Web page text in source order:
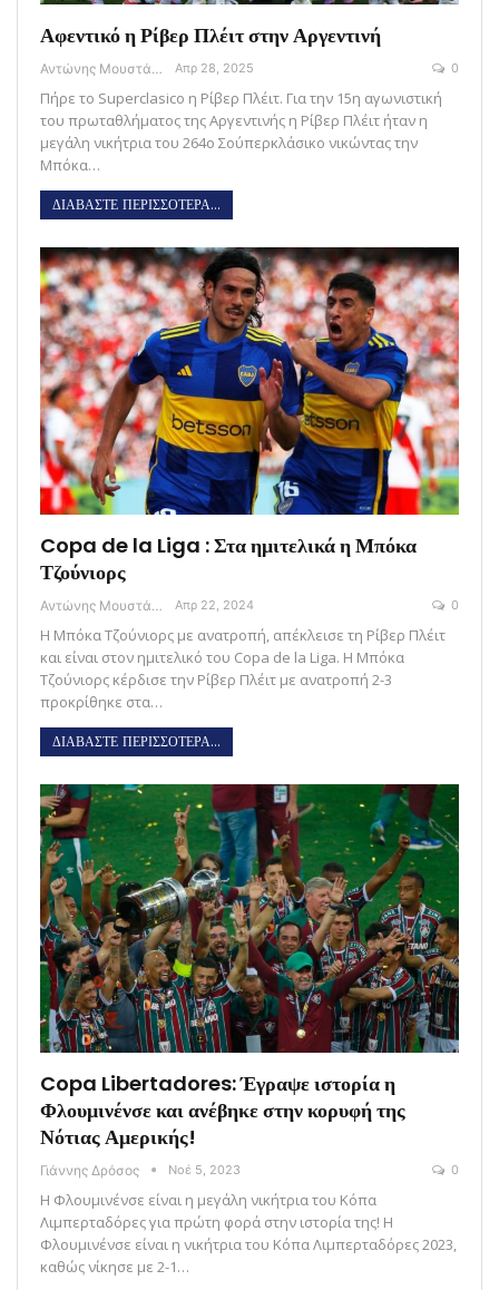
Αφεντικό η Ρίβερ Πλέιτ στην Αργεντινή
Αντώνης Μουστάκας Απρ 28, 2025 0
Πήρε το Superclasico η Ρίβερ Πλέιτ. Για την 15η αγωνιστική
του πρωταθλήματος της Αργεντινής η Ρίβερ Πλέιτ ήταν η
μεγάλη νικήτρια του 264ο Σούπερκλάσικο νικώντας την
Μπόκα…
ΔΙΑΒΑΣΤΕ ΠΕΡΙΣΣΟΤΕΡΑ...
Copa de la Liga : Στα ημιτελικά η Μπόκα
Τζούνιορς
Αντώνης Μουστάκας Απρ 22, 2024 0
Η Μπόκα Τζούνιορς με ανατροπή, απέκλεισε τη Ρίβερ Πλέιτ
και είναι στον ημιτελικό του Copa de la Liga. Η Μπόκα
Τζούνιορς κέρδισε την Ρίβερ Πλέιτ με ανατροπή 2-3
προκρίθηκε στα…
ΔΙΑΒΑΣΤΕ ΠΕΡΙΣΣΟΤΕΡΑ...
Copa Libertadores: Έγραψε ιστορία η
Φλουμινένσε και ανέβηκε στην κορυφή της
Νότιας Αμερικής!
Γιάννης Δρόσος Νοέ 5, 2023 0
Η Φλουμινένσε είναι η μεγάλη νικήτρια του Κόπα
Λιμπερταδόρες για πρώτη φορά στην ιστορία της! Η
Φλουμινένσε είναι η νικήτρια του Κόπα Λιμπερταδόρες 2023,
καθώς νίκησε με 2-1…